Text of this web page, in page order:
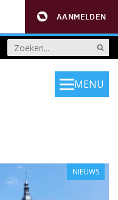
AANMELDEN
MENU
NIEUWS